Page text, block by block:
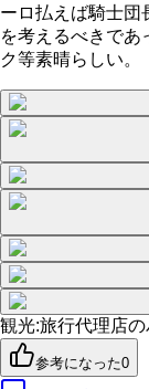
ーロ払えば騎士団
を考えるべきであ
ク等素晴らしい。
観光:旅行代理店
参考になった0